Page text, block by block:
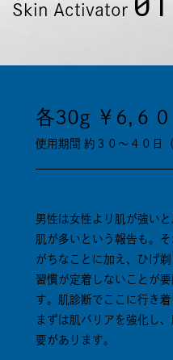
Skin Activator
各30g ￥6,６０
使用期間 約３０〜４０日
男性は女性より肌が強い
肌が多いという報告も。
がちなことに加え、ひげ
習慣が定着しないことが
す。肌診断でここに行き
まずは肌バリアを強化し
要があります。